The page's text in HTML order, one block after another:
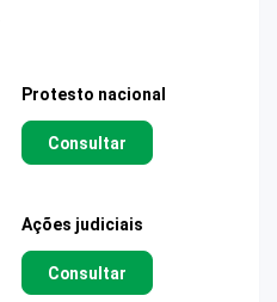
Protesto nacional
Consultar
Ações judiciais
Consultar